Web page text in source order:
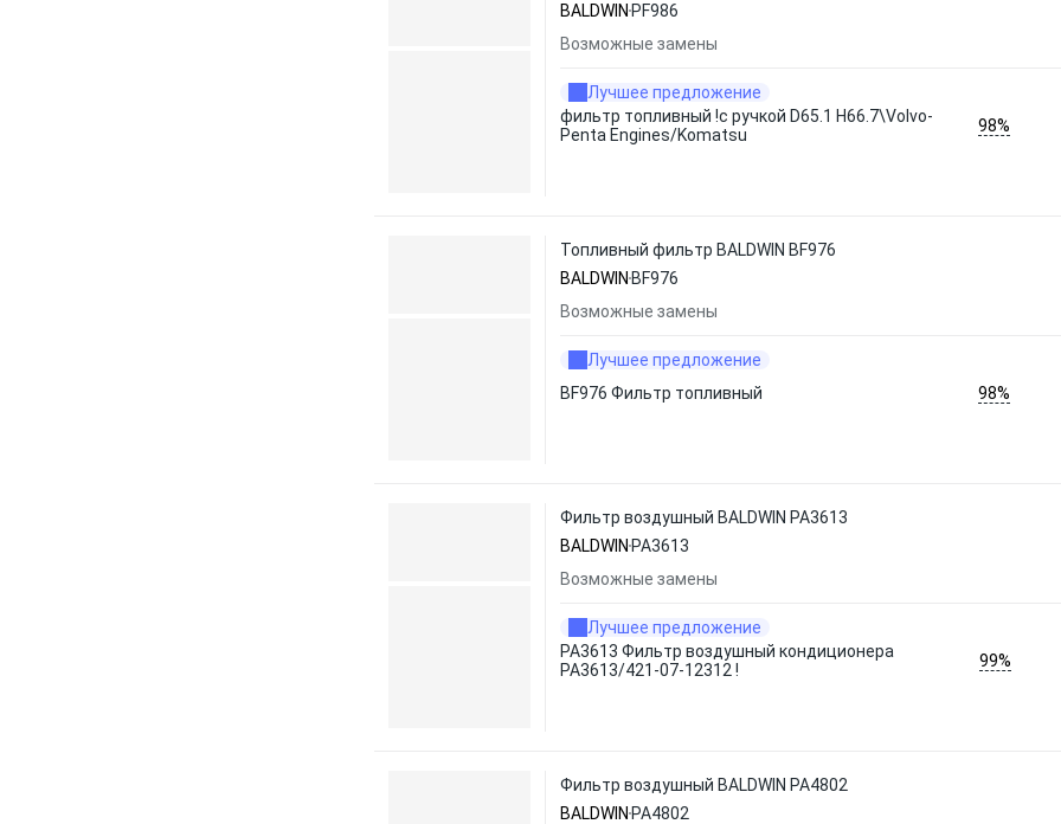
BALDWIN PF986
Возможные замены
Лучшее предложение
фильтр топливный !с ручкой D65.1 H66.7\Volvo-
Penta Engines/Komatsu
98%
Топливный фильтр BALDWIN BF976
BALDWIN BF976
Возможные замены
Лучшее предложение
BF976 Фильтр топливный
98%
Фильтр воздушный BALDWIN PA3613
BALDWIN PA3613
Возможные замены
Лучшее предложение
PA3613 Фильтр воздушный кондиционера
PA3613/421-07-12312 !
99%
Фильтр воздушный BALDWIN PA4802
BALDWIN PA4802